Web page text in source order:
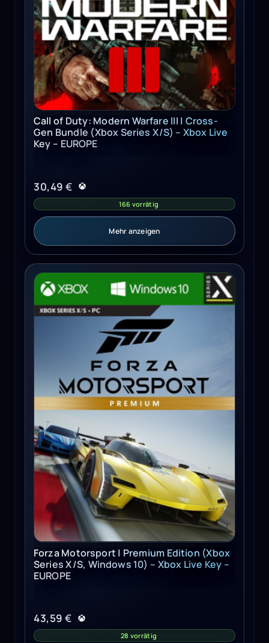
Call of Duty: Modern Warfare III | Cross-
Gen Bundle (Xbox Series X/S) – Xbox Live
Key – EUROPE
30,49 €
166 vorrätig
Mehr anzeigen
Forza Motorsport | Premium Edition (Xbox Series X/S,
Forza Motorsport | Premium Edition (Xbox
Series X/S, Windows 10) – Xbox Live Key –
EUROPE
43,59 €
28 vorrätig